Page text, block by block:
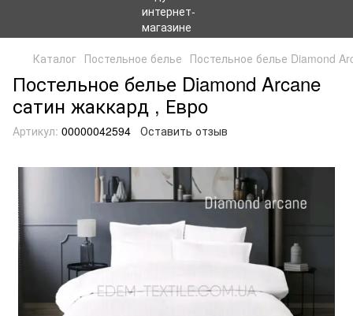
Каталог Постельное белье Постельное белье Diamond
Постельное белье Diamond Arcane
сатин жаккард , Евро
Артикул: 00000042594 Оставить отзыв